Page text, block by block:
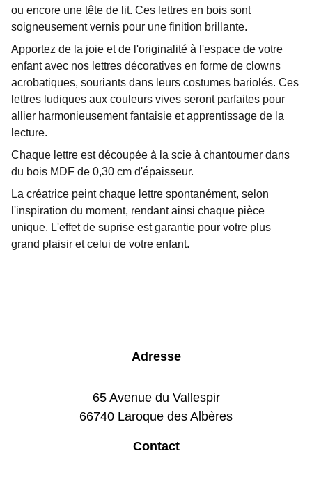
ou encore une tête de lit. Ces lettres en bois sont
soigneusement vernis pour une finition brillante.
Apportez de la joie et de l'originalité à l'espace de votre
enfant avec nos lettres décoratives en forme de clowns
acrobatiques, souriants dans leurs costumes bariolés. Ces
lettres ludiques aux couleurs vives seront parfaites pour
allier harmonieusement fantaisie et apprentissage de la
lecture.
Chaque lettre est découpée à la scie à chantourner dans
du bois MDF de 0,30 cm d'épaisseur.
La créatrice peint chaque lettre spontanément, selon
l'inspiration du moment, rendant ainsi chaque pièce
unique. L'effet de suprise est garantie pour votre plus
grand plaisir et celui de votre enfant.
Adresse
65 Avenue du Vallespir
66740 Laroque des Albères
Contact